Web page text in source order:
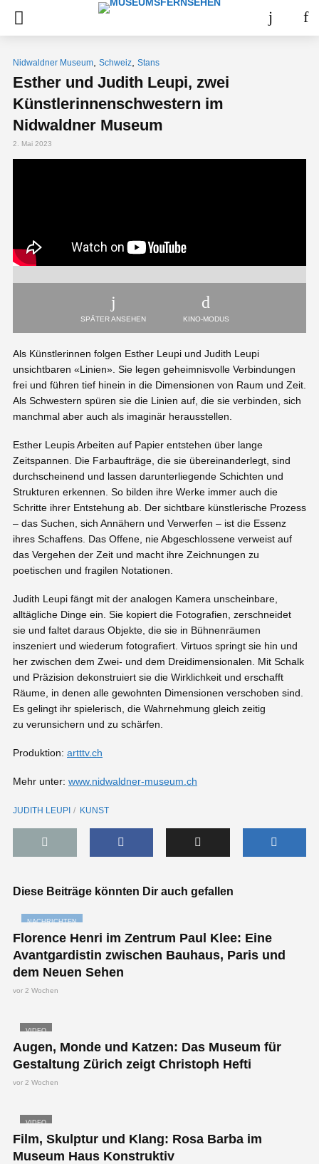
Nidwaldner Museum Schweiz Stans
Esther und Judith Leupi, zwei
Künstlerinnenschwestern im
Nidwaldner Museum
2. Mai 2023
SPÄTER ANSEHEN KINO-MODUS
Als Künstlerinnen folgen Esther Leupi und Judith Leupi
unsichtbaren «Linien». Sie legen geheimnisvolle Verbindungen
frei und führen tief hinein in die Dimensionen von Raum und Zeit.
Als Schwestern spüren sie die Linien auf, die sie verbinden, sich
manchmal aber auch als imaginär herausstellen.
Esther Leupis Arbeiten auf Papier entstehen über lange
Zeitspannen. Die Farbaufträge, die sie übereinanderlegt, sind
durchscheinend und lassen darunterliegende Schichten und
Strukturen erkennen. So bilden ihre Werke immer auch die
Schritte ihrer Entstehung ab. Der sichtbare künstlerische Prozess
– das Suchen, sich Annähern und Verwerfen – ist die Essenz
ihres Schaffens. Das Offene, nie Abgeschlossene verweist auf
das Vergehen der Zeit und macht ihre Zeichnungen zu
poetischen und fragilen Notationen.
Judith Leupi fängt mit der analogen Kamera unscheinbare,
alltägliche Dinge ein. Sie kopiert die Fotografien, zerschneidet
sie und faltet daraus Objekte, die sie in Bühnenräumen
inszeniert und wiederum fotografiert. Virtuos springt sie hin und
her zwischen dem Zwei- und dem Dreidimensionalen. Mit Schalk
und Präzision dekonstruiert sie die Wirklichkeit und erschafft
Räume, in denen alle gewohnten Dimensionen verschoben sind.
Es gelingt ihr spielerisch, die Wahrnehmung gleich zeitig
zu verunsichern und zu schärfen.
Produktion: artttv.ch
Mehr unter: www.nidwaldner-museum.ch
JUDITH LEUPI KUNST
Diese Beiträge könnten Dir auch gefallen
NACHRICHTEN
Florence Henri im Zentrum Paul Klee: Eine
Avantgardistin zwischen Bauhaus, Paris und
dem Neuen Sehen
vor 2 Wochen
VIDEO
Augen, Monde und Katzen: Das Museum für
Gestaltung Zürich zeigt Christoph Hefti
vor 2 Wochen
VIDEO
Film, Skulptur und Klang: Rosa Barba im
Museum Haus Konstruktiv